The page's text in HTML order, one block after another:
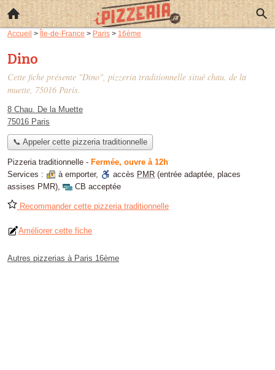
Accueil > Île-de-France > Paris > 16ème
Dino
Cette fiche présente "Dino", pizzeria traditionnelle situé chau. de la
muette, 75016 Paris.
8 Chau. De la Muette
75016 Paris
📞 Appeler cette pizzeria traditionnelle
Pizzeria traditionnelle - Fermée, ouvre à 12h
Services :
à emporter, accès PMR (entrée adaptée, places
assises PMR), CB acceptée
Recommander cette pizzeria traditionnelle
Améliorer cette fiche
Autres pizzerias à Paris 16ème